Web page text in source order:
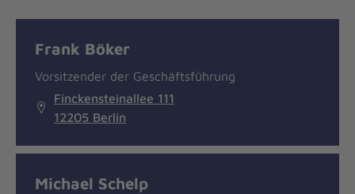
Frank Böker
Vorsitzender der Geschäftsführung
Finckensteinallee 111
12205 Berlin
Michael Schelp